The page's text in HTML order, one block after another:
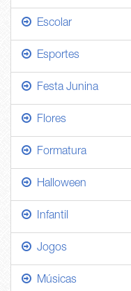
Escolar
Esportes
Festa Junina
Flores
Formatura
Halloween
Infantil
Jogos
Músicas